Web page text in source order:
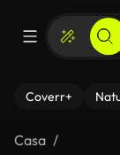
Coverr+
Casa